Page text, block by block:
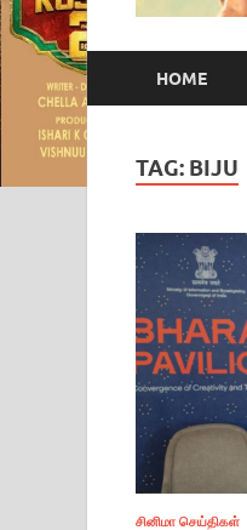
HOME
TAG: BIJU
சினிமா செய்திகள்